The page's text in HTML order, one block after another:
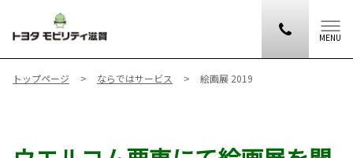
MENU
トップページ ならではサービス 絵画展 2019